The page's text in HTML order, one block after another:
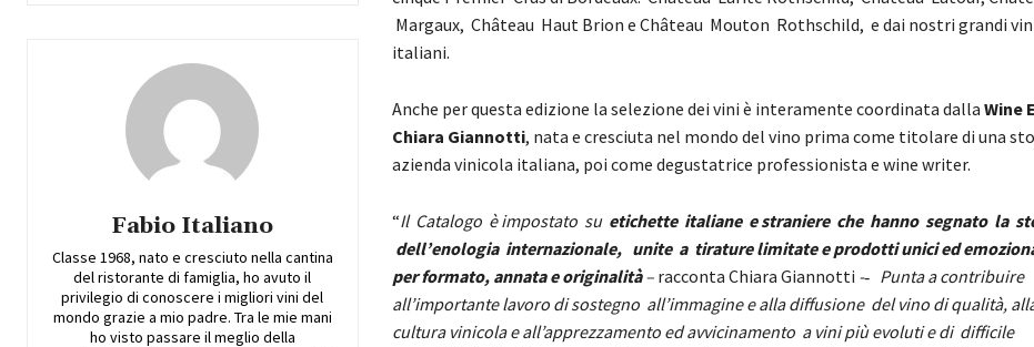
Fabio Italiano
Classe 1968, nato e cresciuto nella cantina
del ristorante di famiglia, ho avuto il
privilegio di conoscere i migliori vini del
mondo grazie a mio padre. Tra le mie mani
ho visto passare il meglio della
Margaux, Château Haut Brion e Château Mouton Rothschild, e dai nostri grandi
italiani.
Anche per questa edizione la selezione dei vini è interamente coordinata dalla Wine
Chiara Giannotti, nata e cresciuta nel mondo del vino prima come titolare di una
azienda vinicola italiana, poi come degustatrice professionista e wine writer.
“IlCatalogo è impostato su etichette italiane e straniere che hanno segnato la
dell’enologia internazionale, unite a tirature limitate e prodotti unici ed
per formato, annata e originalità– racconta Chiara Giannotti -­‐ Punta a contribuire
all’importante lavoro di sostegno all’immagine e alla diffusione del vino di qualità,
cultura vinicola e all’apprezzamento ed avvicinamento a vini più evoluti e di difficile